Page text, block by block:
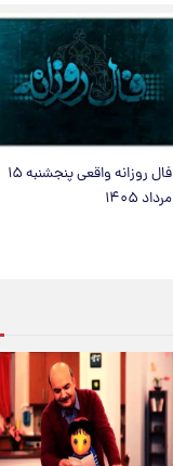
فال روزانه واقعی پنجشنبه ۱۵
مرداد ۱۴۰۵